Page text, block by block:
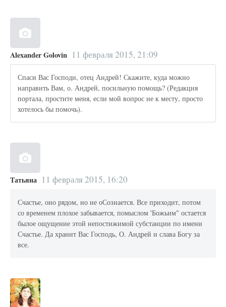
Alexander Golovin 11 февраля 2015, 21:09
Спаси Вас Господи, отец Андрей! Скажите, куда можно
направить Вам, о. Андрей, посильную помощь? (Редакция
портала, простите меня, если мой вопрос не к месту, просто
хотелось бы помочь).
Татьяна 11 февраля 2015, 16:20
Счастье, оно рядом, но не оСознается. Все приходит, потом
со временем плохое забывается, помыслом 'Божьим" остается
былое ощущение этой непостижимой субстанции по имени
Счастье. Да хранит Вас Господь, О. Андрей и слава Богу за
все.